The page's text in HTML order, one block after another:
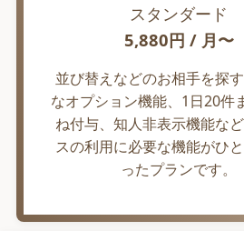
スタンダード
5,880円 / 月〜
並び替えなどのお相手を探
なオプション機能、1日20件
ね付与、知人非表示機能な
スの利用に必要な機能がひ
ったプランです。